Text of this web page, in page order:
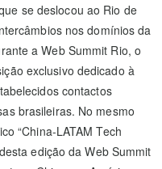
se deslocou ao Rio de
nos domínios da
a Web Summit Rio, o
exclusivo dedicado à
contactos
brasileiras. No mesmo
“China-LATAM Tech
edição da Web Summit